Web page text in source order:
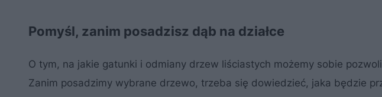
Pomyśl, zanim posadzisz dąb na działce
O tym, na jakie gatunki i odmiany drzew liściastych możemy sobie
Zanim posadzimy wybrane drzewo, trzeba się dowiedzieć, jaka będzie